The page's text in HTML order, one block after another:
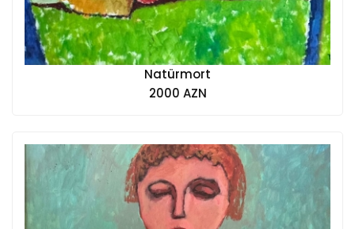
Natürmort
2000 AZN